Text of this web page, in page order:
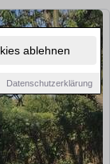
ablehnen
Datenschutzerklärung